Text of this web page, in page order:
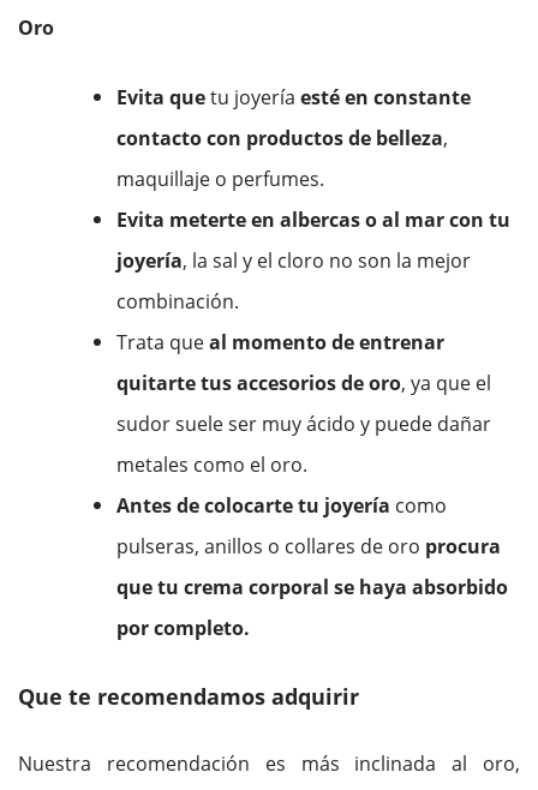
Oro
Evita quetu joyería esté en constante
contacto con productos de belleza,
maquillaje o perfumes.
Evita meterte en albercas o al mar con tu
joyería, la sal y el cloro no son la mejor
combinación.
Trata queal momento de entrenar
quitarte tus accesorios de oro, ya que el
sudor suele ser muy ácido y puede dañar
metales como el oro.
Antes de colocarte tu joyería como
pulseras, anillos o collares de oro procura
que tu crema corporal se haya absorbido
por completo.
Que te recomendamos adquirir
Nuestra recomendación es más inclinada al oro,